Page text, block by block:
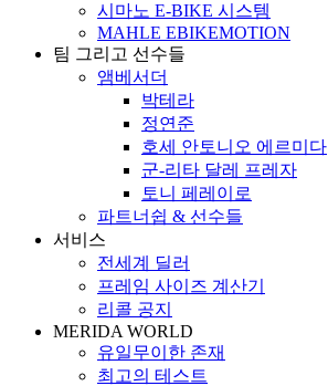
시마노 E-BIKE 시스템
MAHLE EBIKEMOTION
팀 그리고 선수들
앰베서더
박테라
정연준
호세 안토니오 에르미다
군-리타 달레 프레자
토니 페레이로
파트너쉽 & 선수들
서비스
전세계 딜러
프레임 사이즈 계산기
리콜 공지
MERIDA WORLD
유일무이한 존재
최고의 테스트